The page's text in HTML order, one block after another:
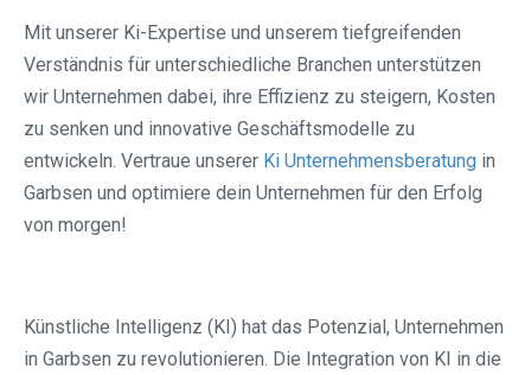
Mit unserer Ki-Expertise und unserem tiefgreifenden
Verständnis für unterschiedliche Branchen unterstützen
wir Unternehmen dabei, ihre Effizienz zu steigern, Kosten
zu senken und innovative Geschäftsmodelle zu
entwickeln. Vertraue unserer Ki Unternehmensberatung in
Garbsen und optimiere dein Unternehmen für den Erfolg
von morgen!
Künstliche Intelligenz (KI) hat das Potenzial, Unternehmen
in Garbsen zu revolutionieren. Die Integration von KI in die